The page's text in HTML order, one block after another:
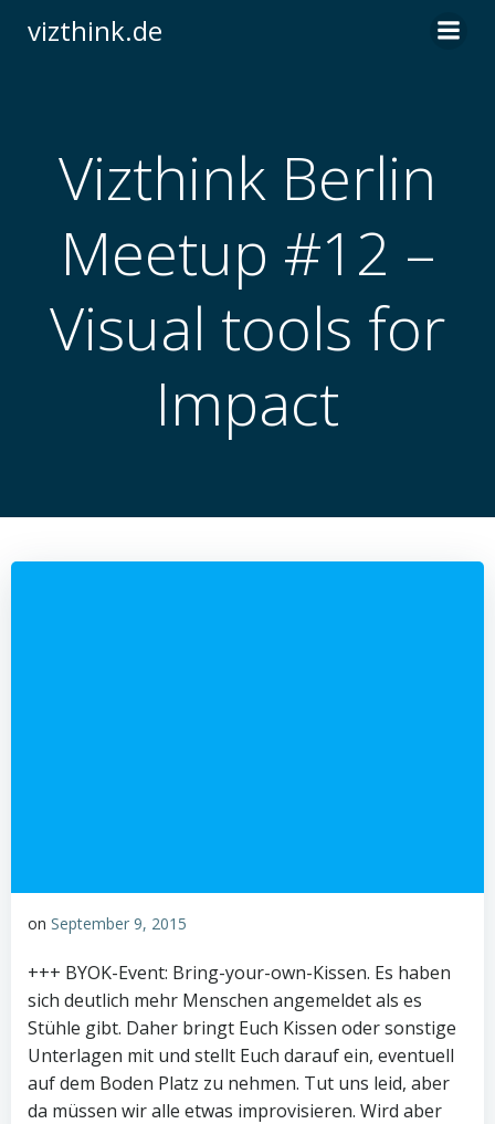
vizthink.de
Vizthink Berlin
Meetup #12 –
Visual tools for
Impact
on September 9, 2015
+++ BYOK-Event: Bring-your-own-Kissen. Es haben
sich deutlich mehr Menschen angemeldet als es
Stühle gibt. Daher bringt Euch Kissen oder sonstige
Unterlagen mit und stellt Euch darauf ein, eventuell
auf dem Boden Platz zu nehmen. Tut uns leid, aber
da müssen wir alle etwas improvisieren. Wird aber